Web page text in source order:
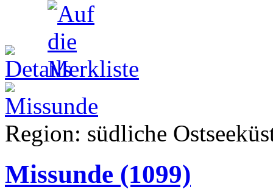
Region: südliche
Missunde (1099)